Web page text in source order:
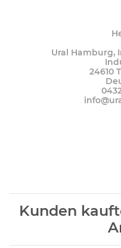
Ural Hamburg,
24610
Kunden